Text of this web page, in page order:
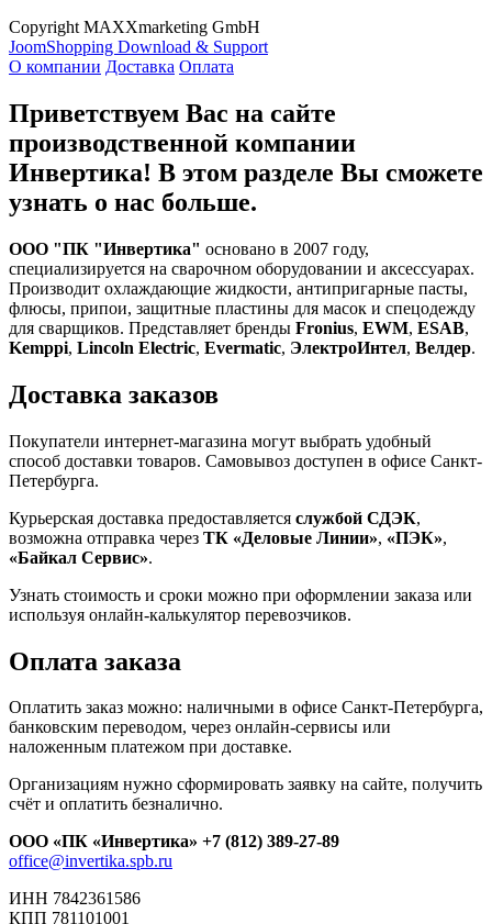
Copyright MAXXmarketing GmbH
JoomShopping Download & Support
О компании Доставка Оплата
Приветствуем Вас на сайте
производственной компании
Инвертика! В этом разделе Вы сможете
узнать о нас больше.
ООО "ПК "Инвертика" основано в 2007 году,
специализируется на сварочном оборудовании и аксессуарах.
Производит охлаждающие жидкости, антипригарные пасты,
флюсы, припои, защитные пластины для масок и спецодежду
для сварщиков. Представляет бренды Fronius, EWM, ESAB,
Kemppi, Lincoln Electric, Evermatic, ЭлектроИнтел, Велдер.
Доставка заказов
Покупатели интернет-магазина могут выбрать удобный
способ доставки товаров. Самовывоз доступен в офисе Санкт-
Петербурга.
Курьерская доставка предоставляется службой СДЭК,
возможна отправка через ТК «Деловые Линии», «ПЭК»,
«Байкал Сервис».
Узнать стоимость и сроки можно при оформлении заказа или
используя онлайн-калькулятор перевозчиков.
Оплата заказа
Оплатить заказ можно: наличными в офисе Санкт-Петербурга,
банковским переводом, через онлайн-сервисы или
наложенным платежом при доставке.
Организациям нужно сформировать заявку на сайте, получить
счёт и оплатить безналично.
ООО «ПК «Инвертика» +7 (812) 389-27-89
office@invertika.spb.ru
ИНН 7842361586
КПП 781101001